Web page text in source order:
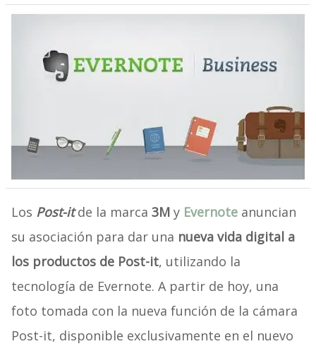
Los Post-itde la marca 3My Evernoteanuncian
su asociación para dar una nueva vida digital a
los productos de Post-it, utilizando la
tecnología de Evernote. A partir de hoy, una
foto tomada con la nueva función de la cámara
Post-it, disponible exclusivamente en el nuevo